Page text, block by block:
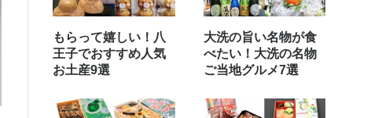
もらって嬉しい！八
王子でおすすめ人気
お土産9選
大洗の旨い名物が食
べたい！大洗の名物
ご当地グルメ7選